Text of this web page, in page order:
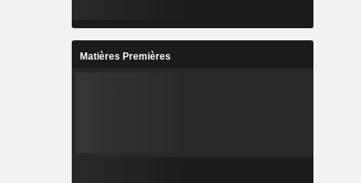
Matières Premières